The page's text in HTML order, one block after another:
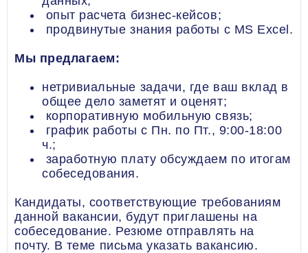
опыт расчета бизнес-кейсов;
продвинутые знания работы с MS Excel.
Мы предлагаем:
нетривиальные задачи, где ваш вклад в
общее дело заметят и оценят;
корпоративную мобильную связь;
график работы с Пн. по Пт., 9:00-18:00
ч.;
заработную плату обсуждаем по итогам
собеседования.
Кандидаты, соответствующие требованиям
данной вакансии, будут приглашены на
собеседование. Резюме отправлять на
почту. В теме письма указать вакансию.